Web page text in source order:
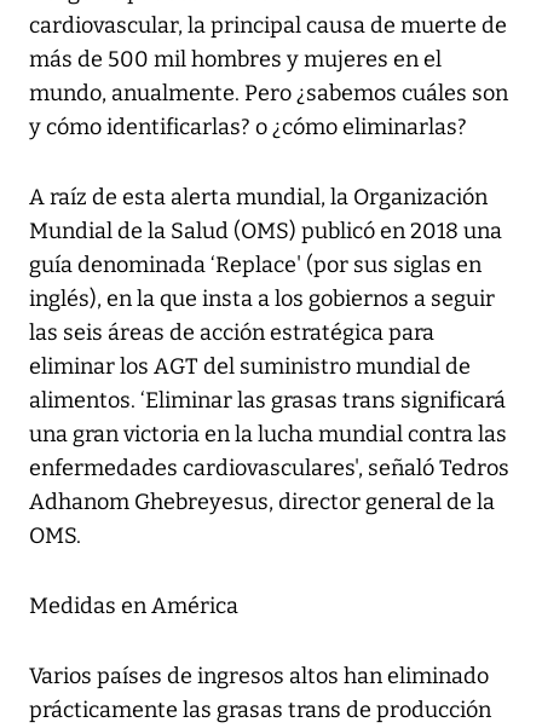
cardiovascular, la principal causa de muerte de
más de 500 mil hombres y mujeres en el
mundo, anualmente. Pero ¿sabemos cuáles son
y cómo identificarlas? o ¿cómo eliminarlas?
A raíz de esta alerta mundial, la Organización
Mundial de la Salud (OMS) publicó en 2018 una
guía denominada ‘Replace' (por sus siglas en
inglés), en la que insta a los gobiernos a seguir
las seis áreas de acción estratégica para
eliminar los AGT del suministro mundial de
alimentos. ‘Eliminar las grasas trans significará
una gran victoria en la lucha mundial contra las
enfermedades cardiovasculares', señaló Tedros
Adhanom Ghebreyesus, director general de la
OMS.
Medidas en América
Varios países de ingresos altos han eliminado
prácticamente las grasas trans de producción